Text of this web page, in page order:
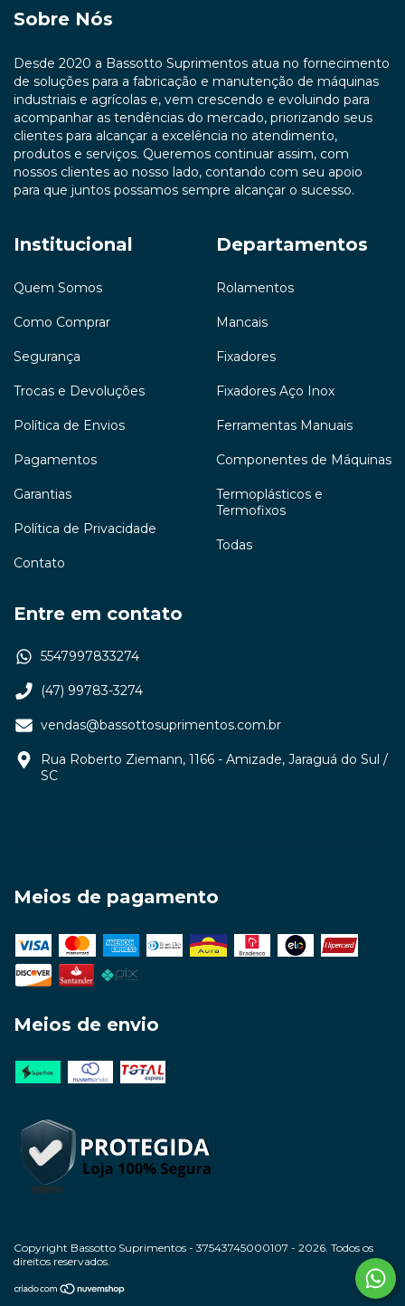
Sobre Nós
Desde 2020 a Bassotto Suprimentos atua no fornecimento
de soluções para a fabricação e manutenção de máquinas
industriais e agrícolas e, vem crescendo e evoluindo para
acompanhar as tendências do mercado, priorizando seus
clientes para alcançar a excelência no atendimento,
produtos e serviços. Queremos continuar assim, com
nossos clientes ao nosso lado, contando com seu apoio
para que juntos possamos sempre alcançar o sucesso.
Institucional
Quem Somos
Como Comprar
Segurança
Trocas e Devoluções
Política de Envios
Pagamentos
Garantias
Política de Privacidade
Contato
Departamentos
Rolamentos
Mancais
Fixadores
Fixadores Aço Inox
Ferramentas Manuais
Componentes de Máquinas
Termoplásticos e
Termofixos
Todas
Entre em contato
5547997833274
(47) 99783-3274
vendas@bassottosuprimentos.com.br
Rua Roberto Ziemann, 1166 - Amizade, Jaraguá do Sul /
SC
Meios de pagamento
Meios de envio
Copyright Bassotto Suprimentos - 37543745000107 - 2026. Todos os
direitos reservados.